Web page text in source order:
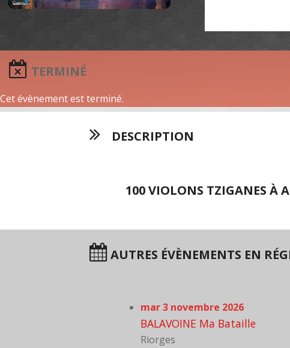
TERMINÉ
Cet évènement est terminé.
DESCRIPTION
100 VIOLONS TZIGANES À
AUTRES ÉVÈNEMENTS EN
mar 3 novembre 2026
BALAVOINE Ma Bataille
Riorges